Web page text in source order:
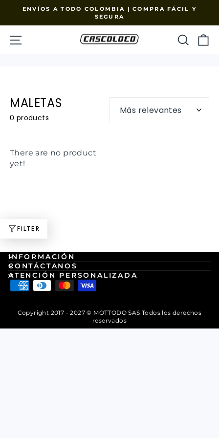
al
contenido
diapositivas
pausa
ENVÍOS A TODO COLOMBIA | COMPRA FÁCIL Y
SEGURA
NAVEGACIÓN
FILTER
MALETAS
0 products
There are no product
yet!
INFORMACIÓN
CONTÁCTANOS
ATENCIÓN PERSONALIZADA
Copyright 2017 - 2027 © MOTTODO SAS Todos los derechos
reservados